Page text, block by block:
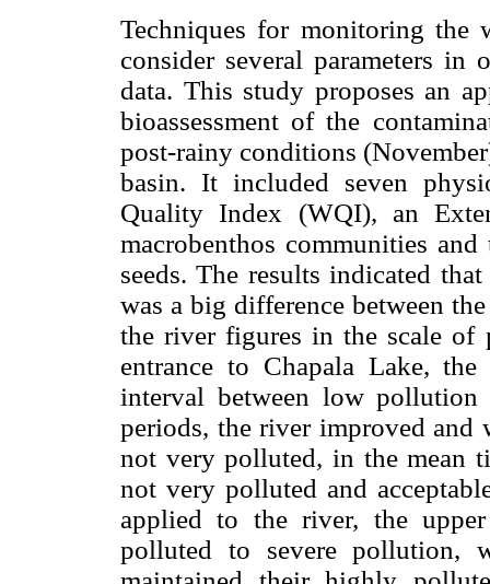
Techniques for monitoring the
consider several parameters
data. This study proposes an
bioassessment of the
post-rainy conditions
basin. It included seven
Quality Index (WQI), an
macrobenthos communities
seeds. The results indicated
was a big difference between
the river figures in the scale
entrance to Chapala Lake,
interval between low pollution
periods, the river improved
not very polluted, in the mean
not very polluted and
applied to the river, the
polluted to severe pollution,